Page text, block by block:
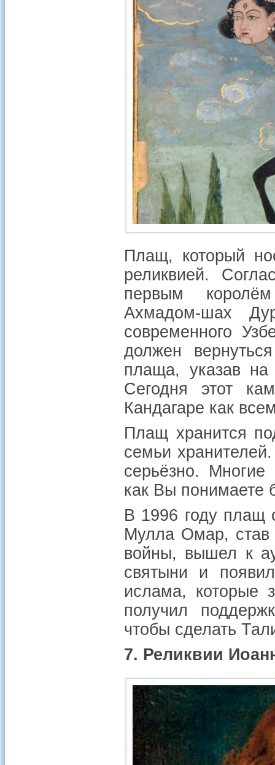
Плащ, который
реликвией.
первым королём
Ахмадом-шах
современного
должен
плаща, указав
Сегодня этот
Кандагаре как
Плащ хранится
семьи
серьёзно. Многие
как Вы понимаете
В 1996 году плащ
Мулла Омар, став
войны, вышел к
святыни и
ислама, которые
получил
чтобы сделать
7. Реликвии